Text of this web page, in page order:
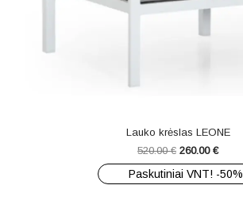
Lauko krėslas LEONE
520.00€ 260.00 €
Paskutiniai VNT! -50%